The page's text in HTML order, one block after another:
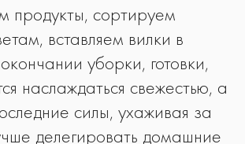
продукты, сортируем
вставляем вилки в
уборки, готовки,
наслаждаться свежестью, а
силы, ухаживая за
делегировать домашние